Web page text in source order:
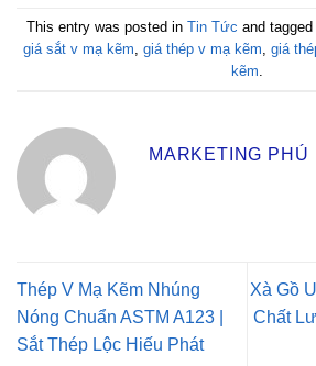
This entry was posted in Tin Tức and tagged
giá sắt v mạ kẽm giá thép v mạ kẽm giá
kẽm
MARKETING PHÚ
Thép V Mạ Kẽm Nhúng
Nóng Chuẩn ASTM A123 |
Sắt Thép Lộc Hiếu Phát
Xà Gồ
Chất